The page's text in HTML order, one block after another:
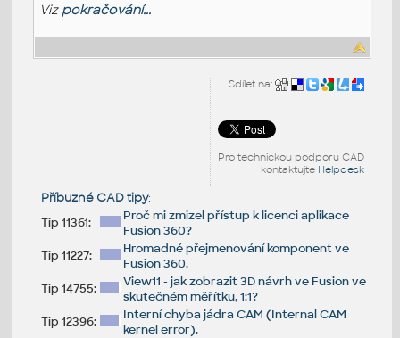
Viz pokračování...
Sdílet na:
Pro technickou podporu CAD
kontaktujte Helpdesk
Příbuzné CAD tipy:
Tip 11361:
Proč mi zmizel přístup k licenci aplikace
Fusion 360?
Tip 11227:
Hromadné přejmenování komponent ve
Fusion 360.
Tip 14755:
View11 - jak zobrazit 3D návrh ve Fusion ve
skutečném měřítku, 1:1?
Tip 12396:
Interní chyba jádra CAM (Internal CAM
kernel error).